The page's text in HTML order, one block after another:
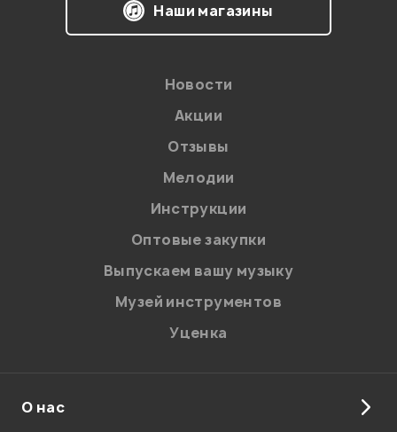
на обработку персональных данных в
Политикой в отношении обработки
персональных данных.
Введите проверочное число:
Отправить
Наши магазины
Новости
Акции
Отзывы
Мелодии
Инструкции
Оптовые закупки
Выпускаем вашу музыку
Музей инструментов
Уценка
О нас